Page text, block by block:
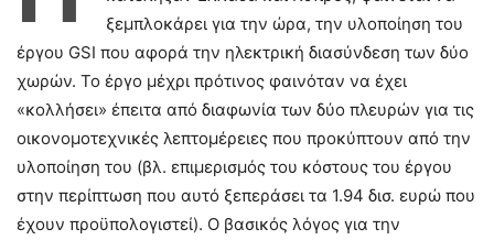
ξεμπλοκάρει για την ώρα, την υλοποίηση του
έργου GSI που αφορά την ηλεκτρική διασύνδεση των δύο
χωρών. Το έργο μέχρι πρότινος φαινόταν να έχει
«κολλήσει» έπειτα από διαφωνία των δύο πλευρών για τις
οικονομοτεχνικές λεπτομέρειες που προκύπτουν από την
υλοποίηση του (βλ. επιμερισμός του κόστους του έργου
στην περίπτωση που αυτό ξεπεράσει τα 1.94 δισ. ευρώ που
έχουν προϋπολογιστεί). Ο βασικός λόγος για την